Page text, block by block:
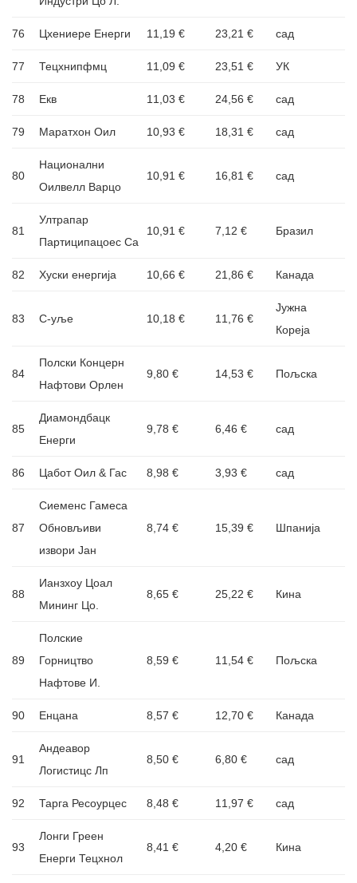
76 Цхениере Енерги 11,19 € 23,21 € сад
77 Тецхнипфмц 11,09 € 23,51 € УК
78 Екв 11,03 € 24,56 € сад
79 Маратхон Оил 10,93 € 18,31 € сад
80
Национални
Оилвелл Варцо
10,91 € 16,81 € сад
81
Ултрапар
Партиципацоес Са
10,91 € 7,12 € Бразил
82 Хуски енергија 10,66 € 21,86 € Канада
83 С-уље 10,18 € 11,76 €
Јужна
Кореја
84
Полски Концерн
Нафтови Орлен
9,80 € 14,53 € Пољска
85
Диамондбацк
Енерги
9,78 € 6,46 € сад
86 Цабот Оил & Гас 8,98 € 3,93 € сад
87
Сиеменс Гамеса
Обновљиви
извори Јан
8,74 € 15,39 € Шпанија
88
Ианзхоу Цоал
Мининг Цо.
8,65 € 25,22 € Кина
89
Полские
Горництво
Нафтове И.
8,59 € 11,54 € Пољска
90 Енцана 8,57 € 12,70 € Канада
91
Андеавор
Логистицс Лп
8,50 € 6,80 € сад
92 Тарга Ресоурцес 8,48 € 11,97 € сад
93
Лонги Греен
Енерги Тецхнол
8,41 € 4,20 € Кина